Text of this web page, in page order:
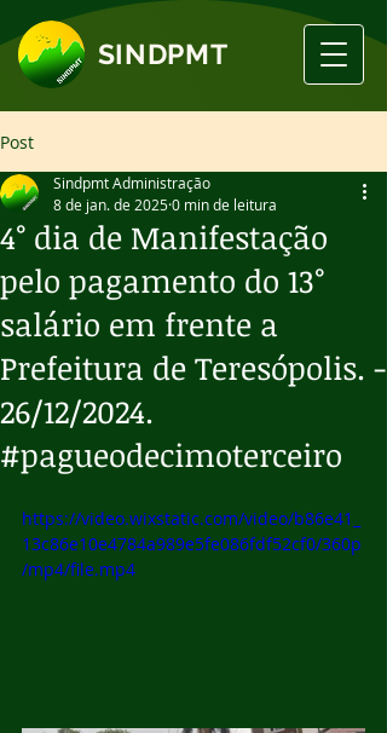
SINDPMT
Post
4° dia de Manifestação
pelo pagamento do 13°
salário em frente a
Prefeitura de Teresópolis. -
26/12/2024.
#pagueodecimoterceiro
Sindpmt Administração
8 de jan. de 20250 min de leitura
https://video.wixstatic.com/video/b86e41_
13c86e10e4784a989e5fe086fdf52cf0/360p
/mp4/file.mp4